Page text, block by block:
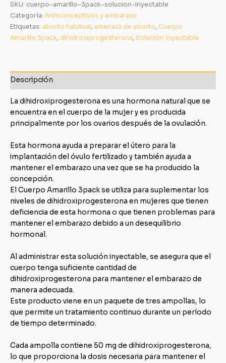
SKU: cuerpo-amarillo-3pack-solucion-inyectable
Categoría: Anticonceptivos y embarazo
Etiquetas: aborto habitual, amenaza de aborto, Cuerpo
Amarillo 3pack, dihidroxiprogesterona, Solución Inyectable
Descripción
La dihidroxiprogesterona es una hormona natural que se
encuentra en el cuerpo de la mujer y es producida
principalmente por los ovarios después de la ovulación.
Esta hormona ayuda a preparar el útero para la
implantación del óvulo fertilizado y también ayuda a
mantener el embarazo una vez que se ha producido la
concepción.
El Cuerpo Amarillo 3pack se utiliza para suplementar los
niveles de dihidroxiprogesterona en mujeres que tienen
deficiencia de esta hormona o que tienen problemas para
mantener el embarazo debido a un desequilibrio
hormonal.
Al administrar esta solución inyectable, se asegura que el
cuerpo tenga suficiente cantidad de
dihidroxiprogesterona para mantener el embarazo de
manera adecuada.
Este producto viene en un paquete de tres ampollas, lo
que permite un tratamiento continuo durante un período
de tiempo determinado.
Cada ampolla contiene 50 mg de dihidroxiprogesterona,
lo que proporciona la dosis necesaria para mantener el